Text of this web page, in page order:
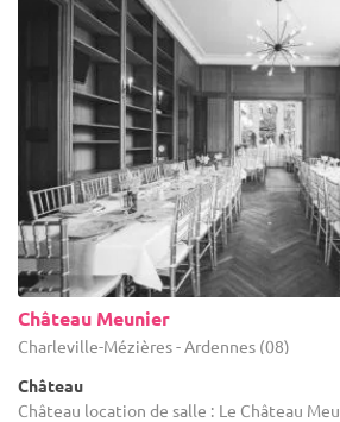
Château Meunier
Charleville-Mézières - Ardennes (08)
Château
Château location de salle : Le Château